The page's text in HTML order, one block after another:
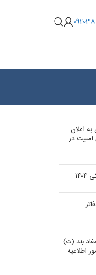
اعلان
امنیت در
بند (ت)
سال ۱۴۰۳ کل کشور اطلاعیه